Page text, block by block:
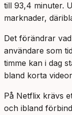
till 93,4 minuter.
marknader,
Det förändrar
användare som
timme kan i dag
bland korta
På Netflix krävs
och ibland